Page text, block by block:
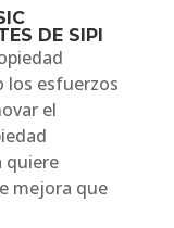
DE SIPI
los esfuerzos
el
quiere
mejora que